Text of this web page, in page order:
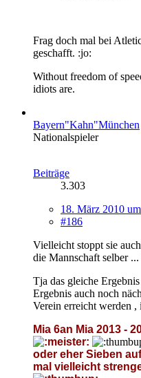
Frag doch mal bei
geschafft. :jo:
Without freedom of
idiots are.
Bayern"Kahn"München
Nationalspieler
Beiträge
3.303
18. März 2010
#186
Vielleicht stoppt sie
die Mannschaft selber
Tja das gleiche
Ergebnis auch noch
Verein erreicht werden
Mia 6an Mia 2013 -
oder eher Sieben
mal vielleicht